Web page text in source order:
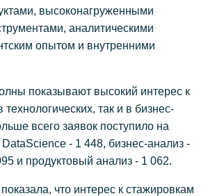
высоконагруженными
аналитическими
опытом и внутренними
показывают высокий интерес к
так и в бизнес-
всего заявок поступило на
DataScience - 1 448, бизнес-анализ -
и продуктовый анализ - 1 062.
что интерес к стажировкам